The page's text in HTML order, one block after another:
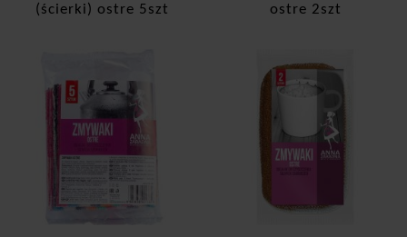
(ścierki) ostre 5szt
ostre 2szt